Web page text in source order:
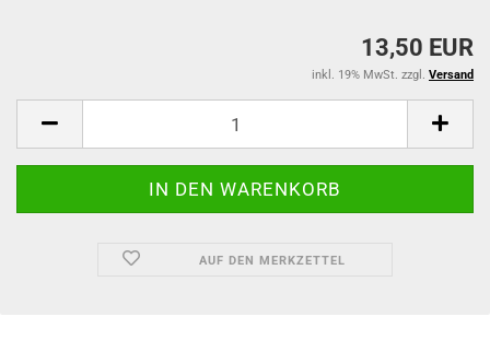
13,50 EUR
inkl. 19% MwSt. zzgl. Versand
AUF DEN MERKZETTEL